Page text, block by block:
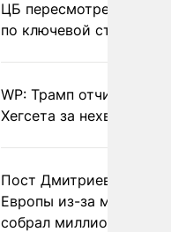
ЦБ пересмотрел
по ключевой ставке
WP: Трамп отчитал
Хегсета за нехватку
Пост Дмитриева о
Европы из-за
собрал миллион